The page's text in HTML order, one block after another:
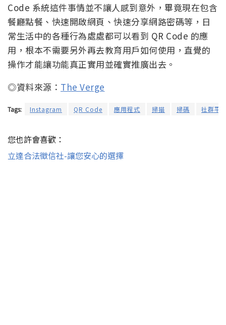
Code 系統這件事情並不讓人感到意外，畢竟現在包含
餐廳點餐、快速開啟網頁、快速分享網路密碼等，日
常生活中的各種行為處處都可以看到 QR Code 的應
用，根本不需要另外再去教育用戶如何使用，直覺的
操作才能讓功能真正實用並確實推廣出去。
◎資料來源： The Verge
Tags: Instagram QR Code 應用程式 掃描 掃碼 社群平
您也許會喜歡：
立達合法徵信社-讓您安心的選擇